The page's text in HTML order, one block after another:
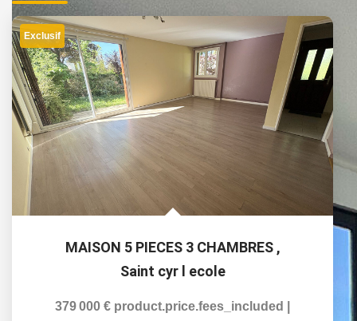
Exclusif
MAISON 5 PIECES 3 CHAMBRES ,
Saint cyr l ecole
379 000 € product.price.fees_included